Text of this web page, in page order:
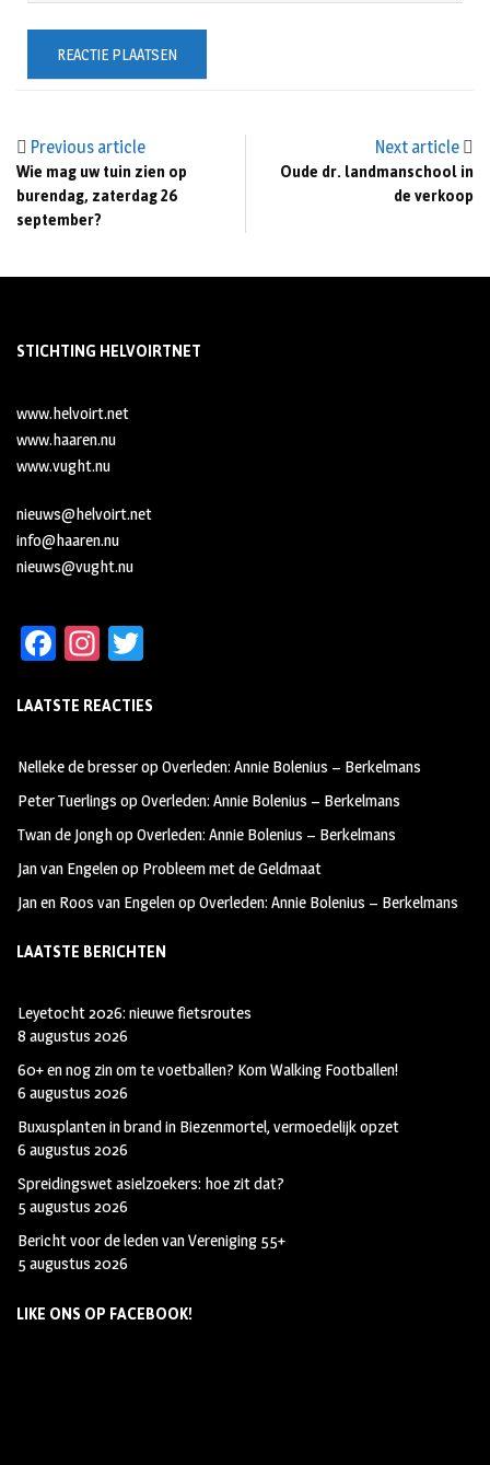
Previous article
Wie mag uw tuin zien op
burendag, zaterdag 26
september?
Next article
Oude dr. landmanschool in
de verkoop
STICHTING HELVOIRTNET
www.helvoirt.net
www.haaren.nu
www.vught.nu
nieuws@helvoirt.net
info@haaren.nu
nieuws@vught.nu
Fa
b
oo
k
In
ag
m
tt
LAATSTE REACTIES
Nelleke de bresseropOverleden: Annie Bolenius – Berkelmans
Peter Tuerlings opOverleden: Annie Bolenius – Berkelmans
Twan de JonghopOverleden: Annie Bolenius – Berkelmans
Jan van Engelenop Probleem met de Geldmaat
Jan en Roos van EngelenopOverleden: Annie Bolenius – Berkelmans
LAATSTE BERICHTEN
Leyetocht 2026: nieuwe fietsroutes
8 augustus 2026
60+ en nog zin om te voetballen? Kom Walking Footballen!
6 augustus 2026
Buxusplanten in brand in Biezenmortel, vermoedelijk opzet
6 augustus 2026
Spreidingswet asielzoekers: hoe zit dat?
5 augustus 2026
Bericht voor de leden van Vereniging 55+
5 augustus 2026
LIKE ONS OP FACEBOOK!